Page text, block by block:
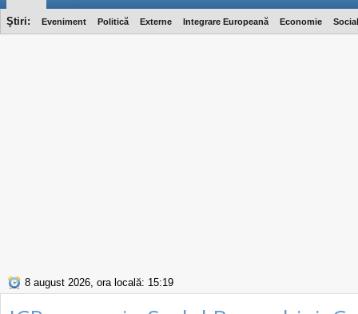
Ştiri: Eveniment Politică Externe Integrare Europeană Economie Social
8 august 2026, ora locală: 15:19